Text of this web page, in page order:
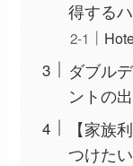
得する
ダブル
ントの
【家族
つけた